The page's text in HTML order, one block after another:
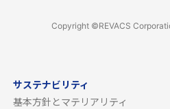
Copyright ©REVACS
サステナビリティ
基本方針とマテリアリティ